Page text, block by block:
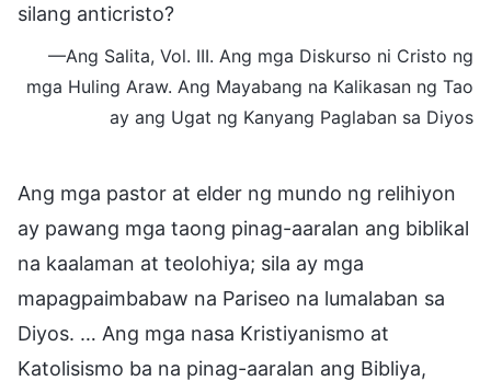
silang anticristo?
—Ang Salita, Vol. III. Ang mga Diskurso ni Cristo ng
mga Huling Araw. Ang Mayabang na Kalikasan ng Tao
ay ang Ugat ng Kanyang Paglaban sa Diyos
Ang mga pastor at elder ng mundo ng relihiyon
ay pawang mga taong pinag-aaralan ang biblikal
na kaalaman at teolohiya; sila ay mga
mapagpaimbabaw na Pariseo na lumalaban sa
Diyos. … Ang mga nasa Kristiyanismo at
Katolisismo ba na pinag-aaralan ang Bibliya,